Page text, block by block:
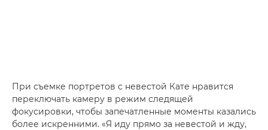
При съемке портретов с невестой Кате нравится
переключать камеру в режим следящей
фокусировки, чтобы запечатленные моменты казались
более искренними. «Я иду прямо за невестой и жду,